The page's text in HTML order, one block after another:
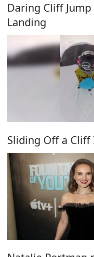
Daring Cliff
Landing
Sliding Off a